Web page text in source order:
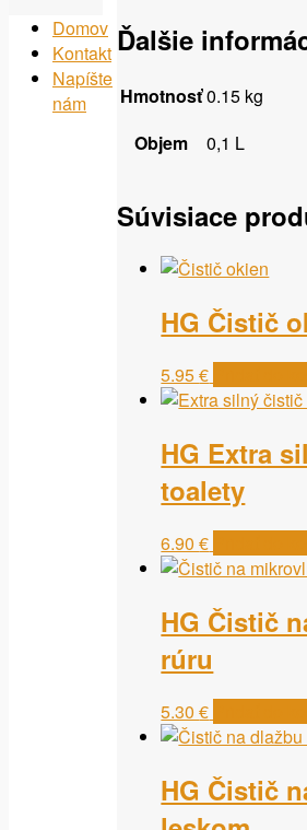
Ďalšie
Hmotnosť0.15 kg
Objem
0,1 L
Súvisiace
HG Čistič
5.95€
HG Extra
toalety
6.90€
HG Čistič
rúru
5.30€
HG Čistič
Domov
Kontakt
Napíšte
nám